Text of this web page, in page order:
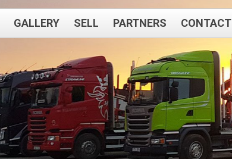
GALLERY SELL PARTNERS CONTACT